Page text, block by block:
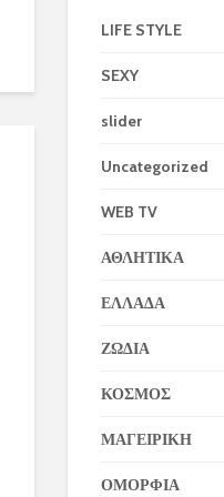
LIFE STYLE
SEXY
slider
Uncategorized
WEB TV
ΑΘΛΗΤΙΚΑ
ΕΛΛΑΔΑ
ΖΩΔΙΑ
ΚΟΣΜΟΣ
ΜΑΓΕΙΡΙΚΗ
ΟΜΟΡΦΙΑ